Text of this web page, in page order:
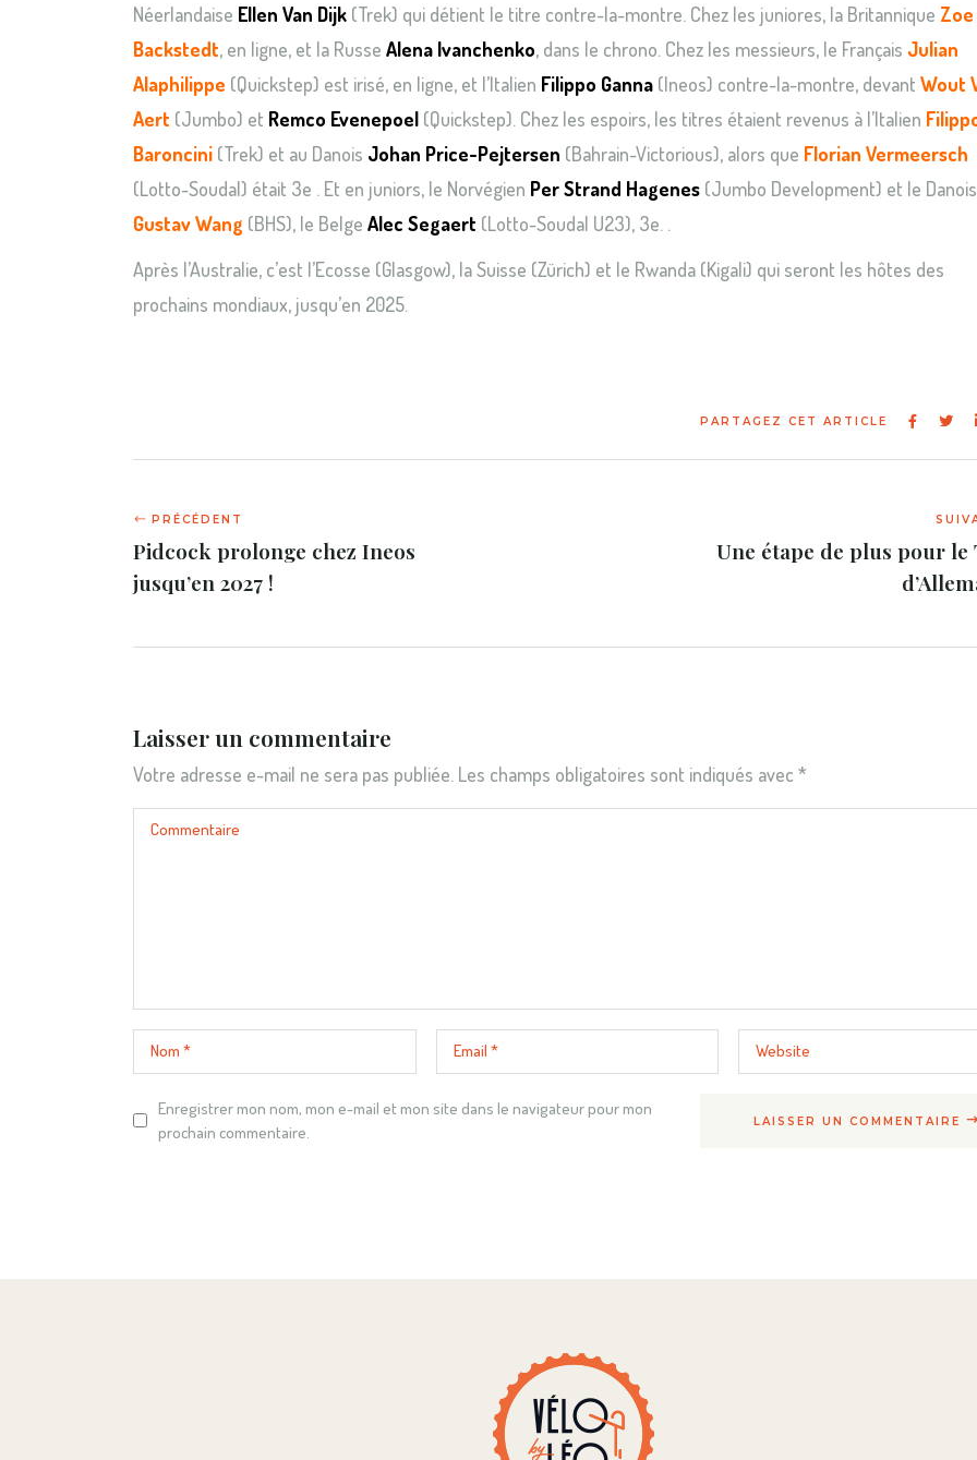
Néerlandaise Ellen Van Dijk (Trek) qui détient le titre contre-la-montre. Chez les juniores, la Britannique Zoe
Backstedt, en ligne, et la Russe Alena Ivanchenko, dans le chrono. Chez les messieurs, le Français Julian
Alaphilippe (Quickstep) est irisé, en ligne, et l’Italien Filippo Ganna (Ineos) contre-la-montre, devant Wout
Aert (Jumbo) et Remco Evenepoel (Quickstep). Chez les espoirs, les titres étaient revenus à l’Italien
Baroncini (Trek) et au Danois Johan Price-Pejtersen (Bahrain-Victorious), alors que Florian Vermeersch
(Lotto-Soudal) était 3e . Et en juniors, le Norvégien Per Strand Hagenes (Jumbo Development) et le Danois
Gustav Wang (BHS), le Belge Alec Segaert (Lotto-Soudal U23), 3e. .
Après l’Australie, c’est l’Ecosse (Glasgow), la Suisse (Zürich) et le Rwanda (Kigali) qui seront les hôtes des
prochains mondiaux, jusqu’en 2025.
Pidcock prolonge chez Ineos
jusqu’en 2027 !
Une étape de plus pour le
Laisser un commentaire
Votre adresse e-mail ne sera pas publiée. Les champs obligatoires sont indiqués avec*
Enregistrer mon nom, mon e-mail et mon site dans le navigateur pour mon
prochain commentaire.
LAISSER UN COMMENTAIRE